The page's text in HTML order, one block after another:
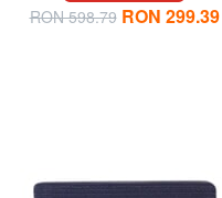
RON 598.79 RON 299.39